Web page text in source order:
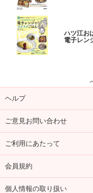
ハツ江お
電子レン
ヘルプ
ご意見お問い合わせ
ご利用にあたって
会員規約
個人情報の取り扱い